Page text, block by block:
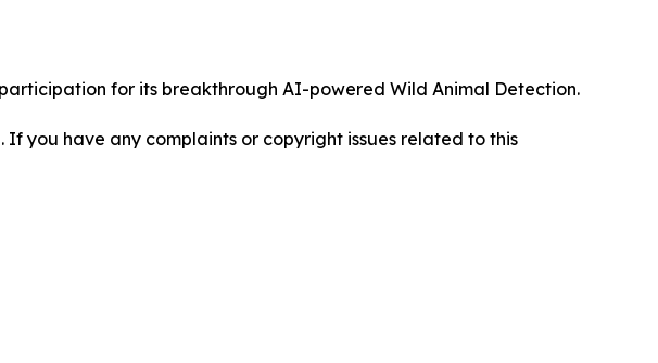
for its breakthrough AI-powered Wild Animal Detection.
you have any complaints or copyright issues related to this